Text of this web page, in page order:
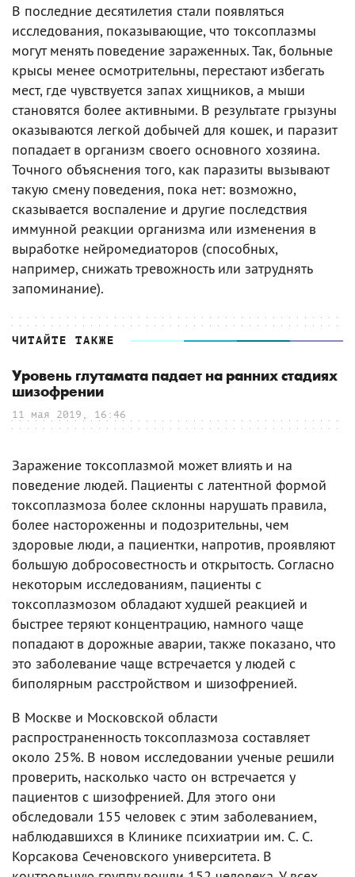
В последние десятилетия стали появляться
исследования, показывающие, что токсоплазмы
могут менять поведение зараженных. Так, больные
крысы менее осмотрительны, перестают избегать
мест, где чувствуется запах хищников, а мыши
становятся более активными. В результате грызуны
оказываются легкой добычей для кошек, и паразит
попадает в организм своего основного хозяина.
Точного объяснения того, как паразиты вызывают
такую смену поведения, пока нет: возможно,
сказывается воспаление и другие последствия
иммунной реакции организма или изменения в
выработке нейромедиаторов (способных,
например, снижать тревожность или затруднять
запоминание).
ЧИТАЙТЕ ТАКЖЕ
Уровень глутамата падает на ранних стадиях
шизофрении
11 мая 2019, 16:46
Заражение токсоплазмой может влиять и на
поведение людей. Пациенты с латентной формой
токсоплазмоза более склонны нарушать правила,
более настороженны и подозрительны, чем
здоровые люди, а пациентки, напротив, проявляют
большую добросовестность и открытость. Согласно
некоторым исследованиям, пациенты с
токсоплазмозом обладают худшей реакцией и
быстрее теряют концентрацию, намного чаще
попадают в дорожные аварии, также показано, что
это заболевание чаще встречается у людей с
биполярным расстройством и шизофренией.
В Москве и Московской области
распространенность токсоплазмоза составляет
около 25%. В новом исследовании ученые решили
проверить, насколько часто он встречается у
пациентов с шизофренией. Для этого они
обследовали 155 человек с этим заболеванием,
наблюдавшихся в Клинике психиатрии им. С. С.
Корсакова Сеченовского университета. В